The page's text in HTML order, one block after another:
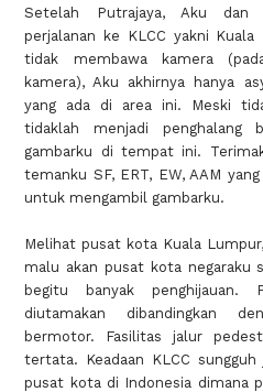
Setelah Putrajaya, Aku dan
perjalanan ke KLCC yakni
tidak membawa kamera
kamera), Aku akhirnya hanya
yang ada di area ini. Meski
tidaklah menjadi penghalang
gambarku di tempat ini.
temanku SF, ERT, EW, AAM
untuk mengambil gambarku.
Melihat pusat kota Kuala
malu akan pusat kota negaraku
begitu banyak penghijauan.
diutamakan dibandingkan
bermotor. Fasilitas jalur
tertata. Keadaan KLCC
pusat kota di Indonesia dimana